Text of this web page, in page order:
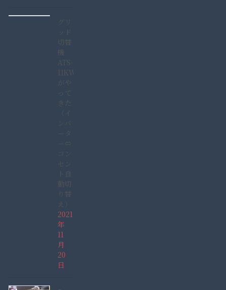
グリ
ッド
切替
機
ATS-
11KW
がや
って
きた
（イ
ンバ
ータ
ー⇔
コン
セン
ト自
動切
り替
え）
2021
年
11
月
20
日